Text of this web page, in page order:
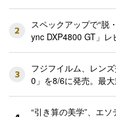
2
スペックアップで“脱
ync DXP4800 GT」レ
3
フジフイルム、レン
0」を8/6に発売。最
“引き算の美学”、エ